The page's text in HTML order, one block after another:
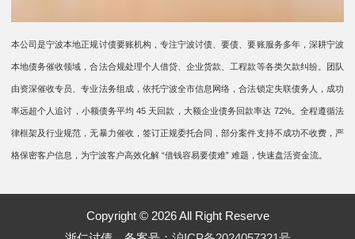
本公司是宁波本地正规讨债要账机构，专注宁波讨债、要债、要账服务多年，深耕宁波
本地债务催收领域，合法合规处理个人借贷、企业货款、工程款等各类欠款纠纷。团队
由资深催收专员、专业法务组成，依托宁波全市信息网络，合法锁定失联债务人，成功
率远超个人追讨，小额债务平均 45 天回款，大额企业债务回款率达 72%。全程遵循法
律框架及行业规范，无暴力催收，签订正规委托合同，部分案件支持不成功不收费，严
格保密客户信息，为宁波客户高效化解 “借钱容易要债难” 难题，快速盘活资金流。
Copyright © 2026 All Right Reserve